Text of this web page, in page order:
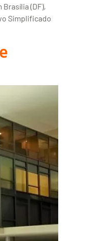
(DF),
Simplificado